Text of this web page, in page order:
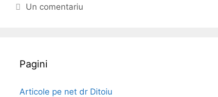
u
ih
Un comentariu
Pagini
Articole pe net dr Ditoiu